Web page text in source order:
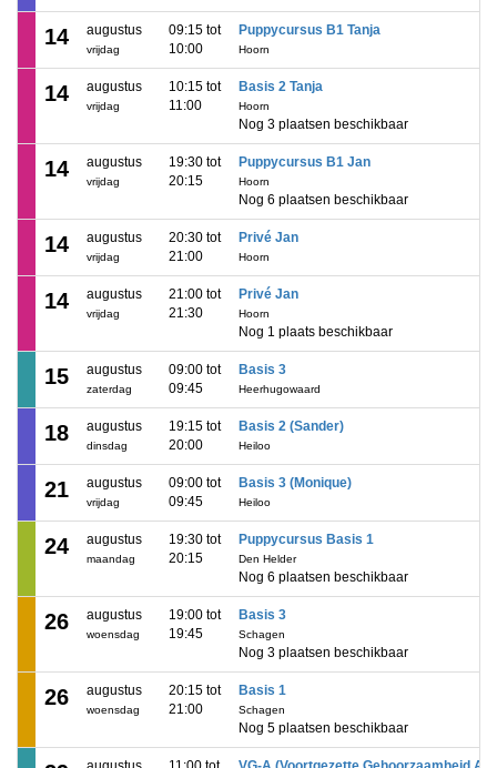
14 augustus
vrijdag
09:15 tot
10:00
Puppycursus B1 Tanja
Hoorn
14 augustus
vrijdag
10:15 tot
11:00
Basis 2 Tanja
Hoorn
Nog 3 plaatsen beschikbaar
14 augustus
vrijdag
19:30 tot
20:15
Puppycursus B1 Jan
Hoorn
Nog 6 plaatsen beschikbaar
14 augustus
vrijdag
20:30 tot
21:00
Privé Jan
Hoorn
14 augustus
vrijdag
21:00 tot
21:30
Privé Jan
Hoorn
Nog 1 plaats beschikbaar
15 augustus
zaterdag
09:00 tot
09:45
Basis 3
Heerhugowaard
18 augustus
dinsdag
19:15 tot
20:00
Basis 2 (Sander)
Heiloo
21 augustus
vrijdag
09:00 tot
09:45
Basis 3 (Monique)
Heiloo
24 augustus
maandag
19:30 tot
20:15
Puppycursus Basis 1
Den Helder
Nog 6 plaatsen beschikbaar
26 augustus
woensdag
19:00 tot
19:45
Basis 3
Schagen
Nog 3 plaatsen beschikbaar
26 augustus
woensdag
20:15 tot
21:00
Basis 1
Schagen
Nog 5 plaatsen beschikbaar